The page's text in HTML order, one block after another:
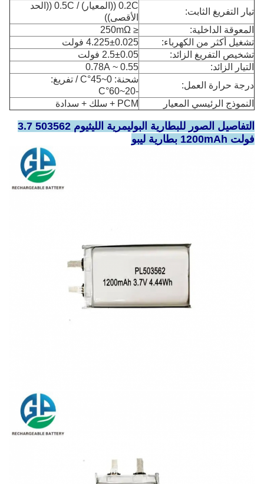
تيار التفريغ الثابت:
0.2C ((المعيار) / 0.5C ((الحد
الأقصى))
المعوقة الداخلية:
≤ 250mΩ
تشغيل أكثر من الكهرباء:
4.225±0.025 فولت
تشخيص التفريغ الزائد:
2.5±0.05 فولت
التيار الزائد:
0.55 ~ 0.78A
درجة حرارة العمل:
شحنة: 0~45°C / تفريغ:
-20~60°C
النموذج الرئيسي المعيار
PCM + سلك + سدادة
التفاصيل الصور للبطارية البوليمرية الليثيوم 503562 3.7
فولت 1200mAh بطارية ليبو